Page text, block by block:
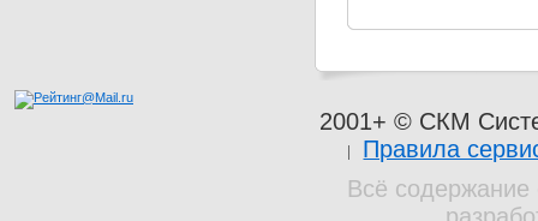
2001+ © СКМ
Правила
Всё содержание